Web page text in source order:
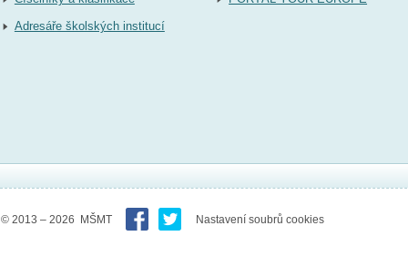
Adresáře školských institucí
© 2013 – 2026 MŠMT Nastavení soubrů cookies